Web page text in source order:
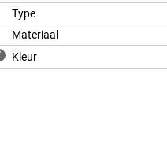
Type
Materiaal
Kleur